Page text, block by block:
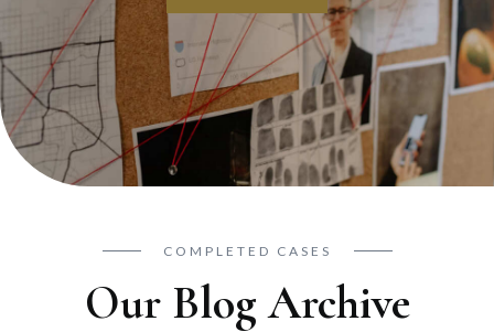
COMPLETED CASES
Our Blog Archive